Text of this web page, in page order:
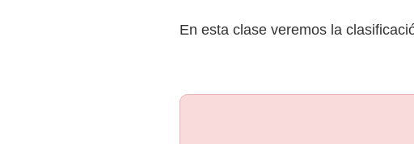
En esta clase veremos la